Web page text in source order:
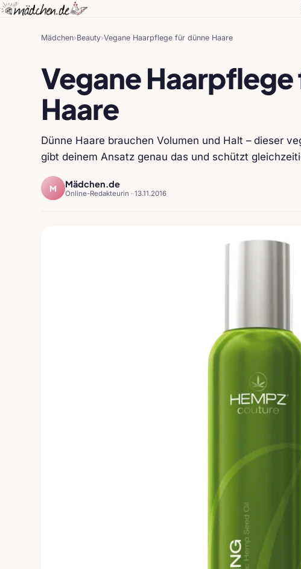
Mädchen›Beauty›Vegane Haarpflege für dünne Haare
Vegane
Haare
Dünne Haare brauchen Volumen und Halt – dieser
gibt deinem Ansatz genau das und schützt
M Mädchen.de
Online-Redakteurin · 13.11.2016